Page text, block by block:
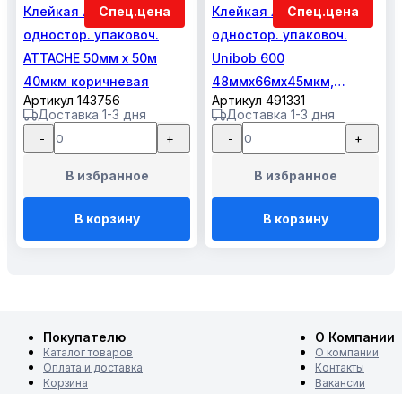
Спец.цена
Клейкая лента
одностор. упаковоч.
ATTACHE 50мм x 50м
40мкм коричневая
Артикул 143756
Доставка 1-3 дня
- +
В избранное
В корзину
Спец.цена
Клейкая лента
одностор. упаковоч.
Unibob 600
48ммх66мх45мкм,
прозрачная
Артикул 491331
Доставка 1-3 дня
- +
В избранное
В корзину
Покупателю
Каталог товаров
Оплата и доставка
Корзина
О Компании
О компании
Контакты
Вакансии